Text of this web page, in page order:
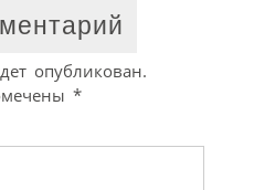
опубликован.
*